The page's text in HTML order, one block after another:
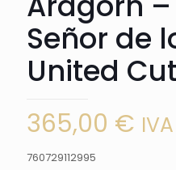
Señor de
United
365,00 €
760729112995